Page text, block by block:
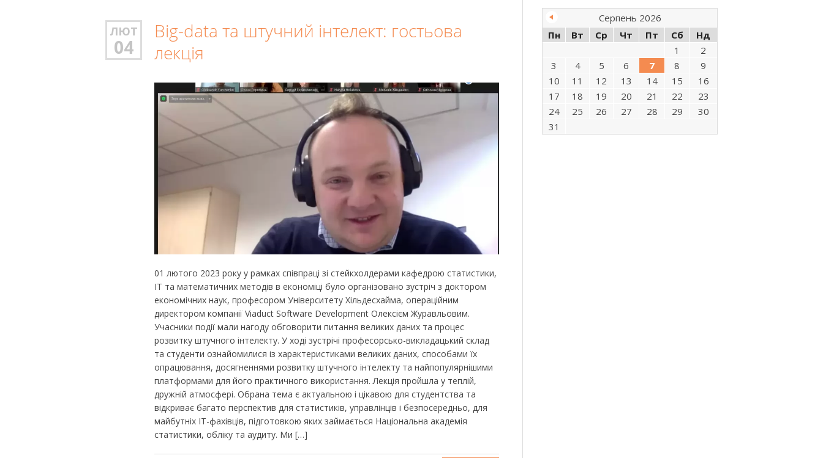
ЛЮТ
04
Big-datа та штучний інтелект: гостьова
лекція
01 лютого 2023 року у рамках співпраці зі стейкхолдерами кафедрою статистики,
ІТ та математичних методів в економіці було організовано зустріч з доктором
економічних наук, професором Університету Хільдесхайма, операційним
директором компанії Viaduct Software Development Олексієм Журавльовим.
Учасники події мали нагоду обговорити питання великих даних та процес
розвитку штучного інтелекту. У ході зустрічі професорсько-викладацький склад
та студенти ознайомилися із характеристиками великих даних, способами їх
опрацювання, досягненнями розвитку штучного інтелекту та найпопулярнішими
платформами для його практичного використання. Лекція пройшла у теплій,
дружній атмосфері. Обрана тема є актуальною і цікавою для студентства та
відкриває багато перспектив для статистиків, управлінців і безпосередньо, для
майбутніх ІТ-фахівців, підготовкою яких займається Національна академія
статистики, обліку та аудиту. Ми […]
Серпень 2026
Пн
Вт Ср Чт Пт Сб
Нд
1
2
3
4 5 6 7 8
9
10
11 12 13 14 15
16
17
18 19 20 21 22
23
24
25 26 27 28 29
30
31